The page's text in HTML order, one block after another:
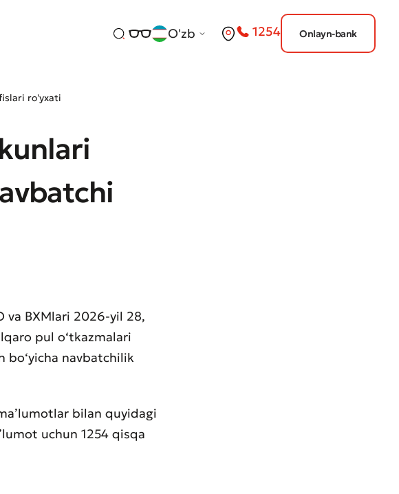
O'zb 1254 Onlayn-bank
ro'yxati
va BXMlari 2026-yil 28,
pul o‘tkazmalari
bo‘yicha navbatchilik
bilan quyidagi
uchun 1254 qisqa